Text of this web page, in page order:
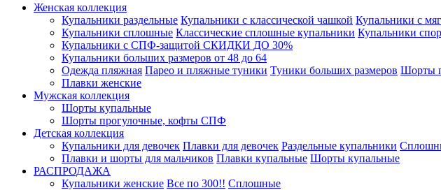
Женская коллекция
Купальники раздельные Купальники с классической чашкой Купальники с
Купальники сплошные Классические сплошные купальники Купальники
Купальники с СПФ-защитой СКИДКИ ДО 30%
Купальники больших размеров от 48 до 64
Одежда пляжная Парео и пляжные туники Туники больших размеров Шорты
Плавки женские
Мужская коллекция
Шорты купальные
Шорты прогулочные, кофты СПФ
Детская коллекция
Купальники для девочек Плавки для девочек Раздельные купальники
Плавки и шорты для мальчиков Плавки купальные Шорты купальные
РАСПРОДАЖА
Купальники женские Все по 300!! Сплошные